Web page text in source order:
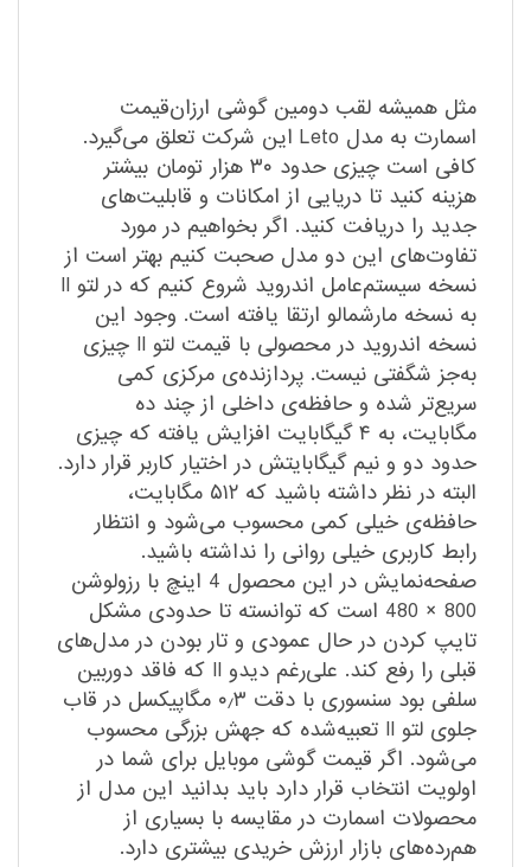
مثل همیشه لقب دومین گوشی ارزان‌قیمت
اسمارت به مدل Leto این شرکت تعلق می‌گیرد.
کافی است چیزی حدود ۳۰ هزار تومان بیشتر
هزینه کنید تا دریایی از امکانات و قابلیت‌های
جدید را دریافت کنید. اگر بخواهیم در مورد
تفاوت‌های این دو مدل صحبت کنیم بهتر است از
نسخه سیستم‌عامل اندروید شروع کنیم که در لتو II
به نسخه مارشمالو ارتقا یافته است. وجود این
نسخه اندروید در محصولی با قیمت لتو II چیزی
به‌جز شگفتی نیست. پردازنده‌ی مرکزی کمی
سریع‌تر شده و حافظه‌ی داخلی از چند ده
مگابایت، به ۴ گیگابایت افزایش یافته که چیزی
حدود دو و نیم گیگابایتش در اختیار کاربر قرار دارد.
البته در نظر داشته باشید که ۵۱۲ مگابایت،
حافظه‌ی خیلی کمی محسوب می‌شود و انتظار
رابط کاربری خیلی روانی را نداشته باشید.
صفحه‌نمایش در این محصول 4 اینچ با رزولوشن
800 × 480 است که توانسته تا حدودی مشکل
تایپ کردن در حال عمودی و تار بودن در مدل‌های
قبلی را رفع کند. علی‌رغم دیدو II که فاقد دوربین
سلفی بود سنسوری با دقت ۰٫۳ مگاپیکسل در قاب
جلوی لتو II تعبیه‌شده که جهش بزرگی محسوب
می‌شود. اگر قیمت گوشی موبایل برای شما در
اولویت انتخاب قرار دارد باید بدانید این مدل از
محصولات اسمارت در مقایسه با بسیاری از
هم‌رده‌های بازار ارزش خریدی بیشتری دارد.